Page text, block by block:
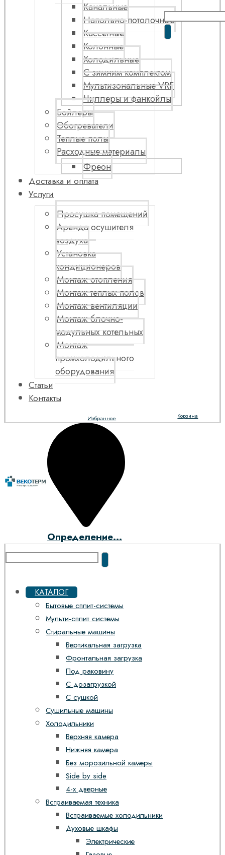
Канальные
Напольно-потолочные
Кассетные
Колонные
Холодильные
С зимним комплектом
Мультизональные VRF
Чиллеры и фанкойлы
Бойлеры
Обогреватели
Теплые полы
Расходные материалы
Фреон
Доставка и оплата
Услуги
Просушка помещений
Аренда осушителя
воздуха
Установка
кондиционеров
Монтаж отопления
Монтаж теплых полов
Монтаж вентиляции
Монтаж блочно-
модульных котельных
Монтаж
промхолодильного
оборудования
Статьи
Контакты
Корзина
Избранное
Определение...
КАТАЛОГ
Бытовые сплит-системы
Мульти-сплит системы
Стиральные машины
Вертикальная загрузка
Фронтальная загрузка
Под раковину
С дозагрузкой
С сушкой
Сушильные машины
Холодильники
Верхняя камера
Нижняя камера
Без морозильной камеры
Side by side
4-х дверные
Встраиваемая техника
Встраиваемые холодильники
Духовые шкафы
Электрические